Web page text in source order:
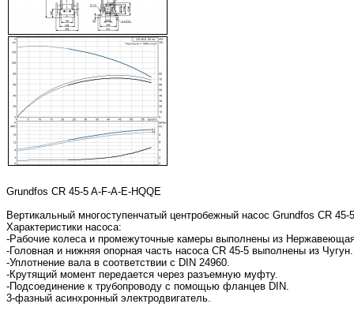
Grundfos CR 45-5 A-F-A-E-HQQE
Вертикальный многоступенчатый центробежный насос Grundfos CR
Характеристики насоса:
-Рабочие колеса и промежуточные камеры выполнены из
-Головная и нижняя опорная часть насоса CR 45-5 выполнены из Чугун.
-Уплотнение вала в соответствии с DIN 24960.
-Крутящий момент передается через разъемную муфту.
-Подсоединение к трубопроводу с помощью фланцев DIN.
3-фазный асинхронный электродвигатель.